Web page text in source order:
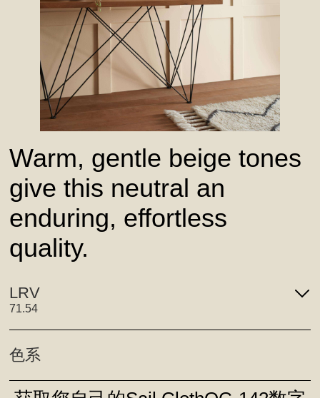
Warm, gentle beige tones
give this neutral an
enduring, effortless
quality.
LRV
71.54
色系